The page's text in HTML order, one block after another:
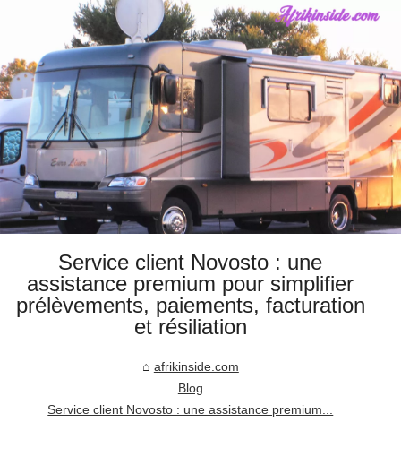
Service client Novosto : une
assistance premium pour simplifier
prélèvements, paiements, facturation
et résiliation
afrikinside.com
Blog
Service client Novosto : une assistance premium...